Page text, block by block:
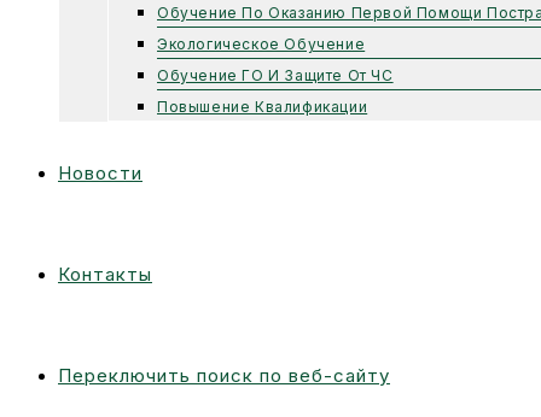
Обучение По Оказанию Первой Помощи
Экологическое Обучение
Обучение ГО И Защите От ЧС
Повышение Квалификации
Новости
Контакты
Переключить поиск по веб-сайту